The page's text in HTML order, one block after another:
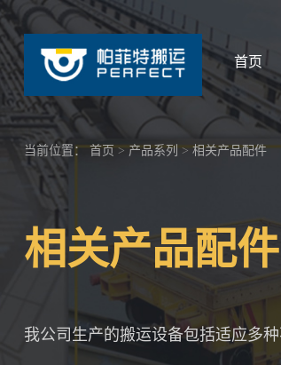
首页
当前位置： 首页 > 产品系列> 相关产品配件
相关产品配件
我公司生产的搬运设备包括适应多